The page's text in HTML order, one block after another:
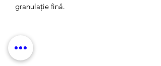
granulație fină.